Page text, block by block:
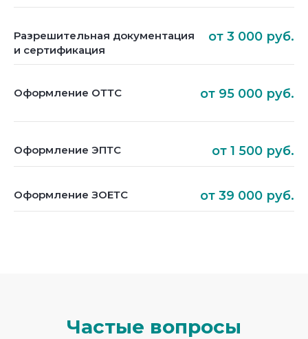
Разрешительная документация
и сертификация
от 3 000 руб.
Оформление ОТТС от 95 000 руб.
Оформление ЭПТС от 1 500 руб.
Оформление ЗОЕТС от 39 000 руб.
Частые вопросы